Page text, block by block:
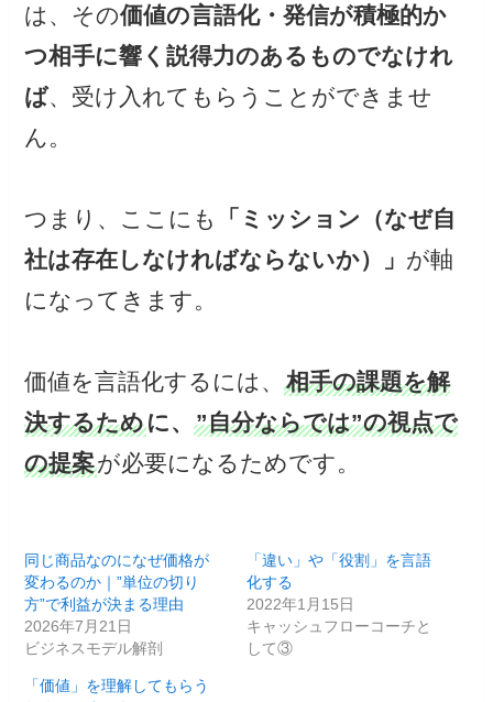
は、その価値の言語化・発信が積極的か
つ相手に響く説得力のあるものでなけれ
ば、受け入れてもらうことができませ
ん。
つまり、ここにも
「ミッション（なぜ自
社は存在しなければならないか）」 が軸
になってきます。
価値を言語化するには、相手の課題を解
決するために、”自分ならでは”の視点で
の提案が必要になるためです。
同じ商品なのになぜ価格が
変わるのか｜”単位の切り
方”で利益が決まる理由
2026年7月21日
ビジネスモデル解剖
「違い」や「役割」を言語
化する
2022年1月15日
キャッシュフローコーチと
して③
「価値」を理解してもらう